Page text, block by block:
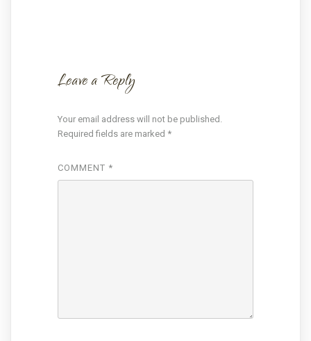
Leave a Reply
Your email address will not be published.
Required fields are marked *
COMMENT *